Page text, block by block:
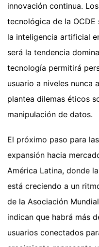
innovación continua.
tecnológica de la
la inteligencia artificial
será la tendencia
tecnología permitirá
usuario a niveles nunca
plantea dilemas éticos
manipulación de datos.
El próximo paso para
expansión hacia
América Latina, donde
está creciendo a un
de la Asociación
indican que habrá más
usuarios conectados